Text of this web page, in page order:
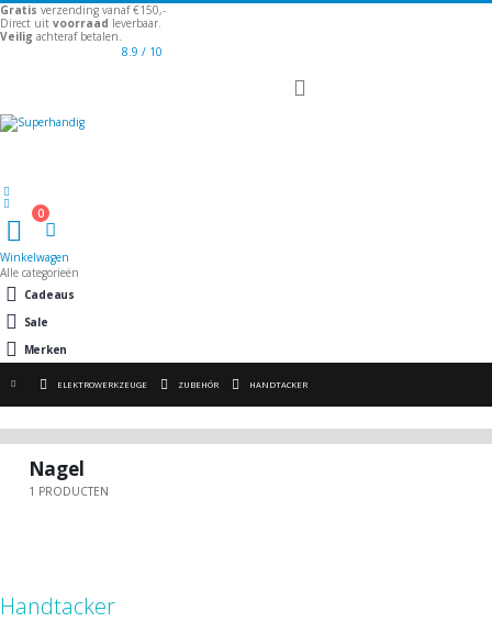
Gratis verzending vanaf €150,-
Direct uit voorraad leverbaar.
Veilig achteraf betalen.
8.9 / 10
Winkelwagen
0
Winkelwagen
Alle categorieën
Cadeaus
Sale
Merken
ELEKTROWERKZEUGE ZUBEHÖR HANDTACKER
Nagel
1 PRODUCTEN
Handtacker